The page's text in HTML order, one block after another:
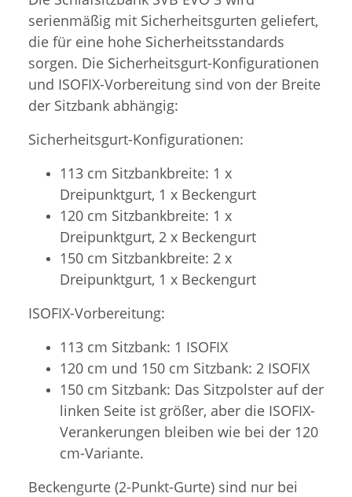
serienmäßig mit Sicherheitsgurten geliefert,
die für eine hohe Sicherheitsstandards
sorgen. Die Sicherheitsgurt-Konfigurationen
und ISOFIX-Vorbereitung sind von der Breite
der Sitzbank abhängig:
Sicherheitsgurt-Konfigurationen:
113 cm Sitzbankbreite: 1 x
Dreipunktgurt, 1 x Beckengurt
120 cm Sitzbankbreite: 1 x
Dreipunktgurt, 2 x Beckengurt
150 cm Sitzbankbreite: 2 x
Dreipunktgurt, 1 x Beckengurt
ISOFIX-Vorbereitung:
113 cm Sitzbank: 1 ISOFIX
120 cm und 150 cm Sitzbank: 2 ISOFIX
150 cm Sitzbank: Das Sitzpolster auf der
linken Seite ist größer, aber die ISOFIX-
Verankerungen bleiben wie bei der 120
cm-Variante.
Beckengurte (2-Punkt-Gurte) sind nur bei